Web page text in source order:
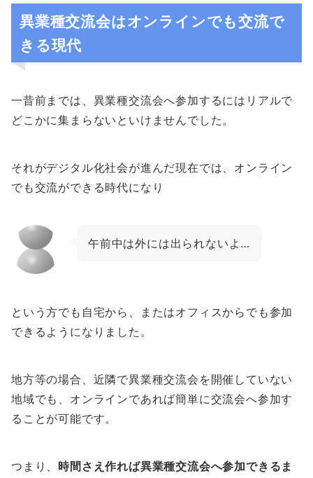
異業種交流会はオンラインでも交流で
きる現代
一昔前までは、異業種交流会へ参加するにはリアルで
どこかに集まらないといけませんでした。
それがデジタル化社会が進んだ現在では、オンライン
でも交流ができる時代になり
午前中は外には出られないよ…
という方でも自宅から、またはオフィスからでも参加
できるようになりました。
地方等の場合、近隣で異業種交流会を開催していない
地域でも、オンラインであれば簡単に交流会へ参加す
ることが可能です。
つまり、 時間さえ作れば異業種交流会へ参加できるま